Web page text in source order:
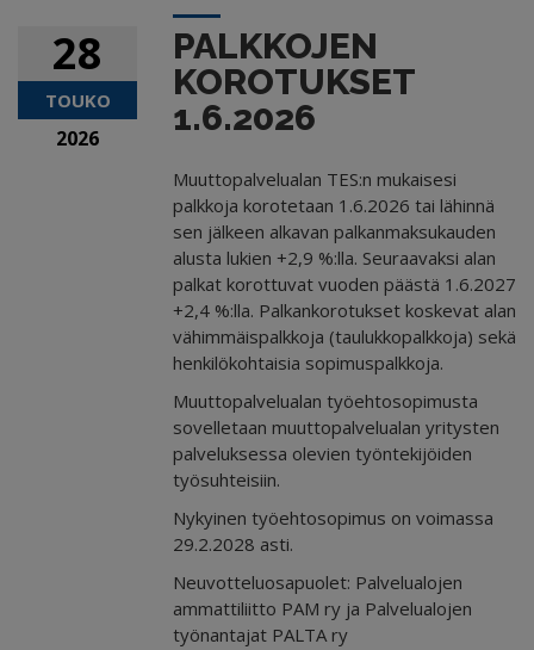
28
TOUKO
2026
PALKKOJEN
KOROTUKSET
1.6.2026
Muuttopalvelualan TES:n mukaisesi
palkkoja korotetaan 1.6.2026 tai lähinnä
sen jälkeen alkavan palkanmaksukauden
alusta lukien +2,9 %:lla. Seuraavaksi alan
palkat korottuvat vuoden päästä 1.6.2027
+2,4 %:lla. Palkankorotukset koskevat alan
vähimmäispalkkoja (taulukkopalkkoja) sekä
henkilökohtaisia sopimuspalkkoja.
Muuttopalvelualan työehtosopimusta
sovelletaan muuttopalvelualan yritysten
palveluksessa olevien työntekijöiden
työsuhteisiin.
Nykyinen työehtosopimus on voimassa
29.2.2028 asti.
Neuvotteluosapuolet: Palvelualojen
ammattiliitto PAM ry ja Palvelualojen
työnantajat PALTA ry